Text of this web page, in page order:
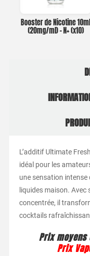
Booster de Nicotine 10ml
(20mg/ml) – N+ (x10)
L’additif Ultimate
idéal pour les
une sensation intense
liquides maison.
concentrée, il
cocktails
Prix
Prix